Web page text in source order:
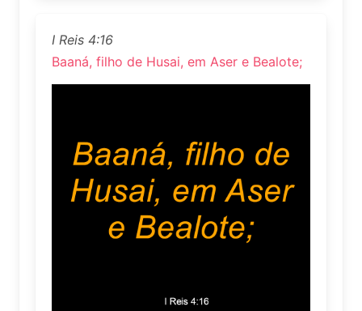
I Reis 4:16
Baaná, filho de Husai, em Aser e Bealote;